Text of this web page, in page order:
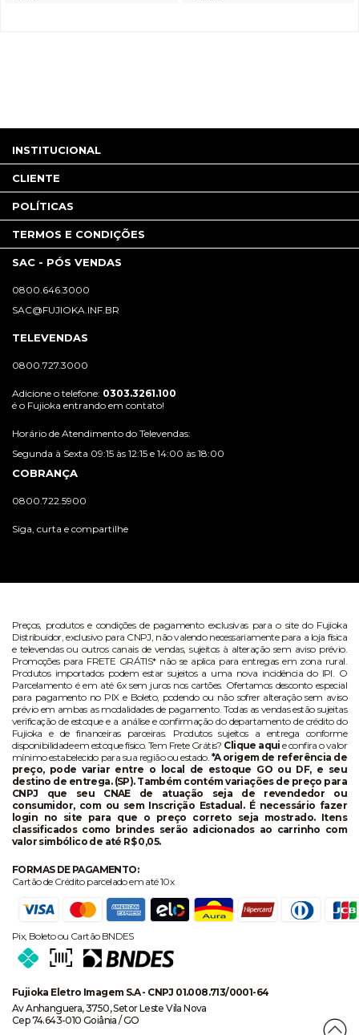
INSTITUCIONAL
CLIENTE
POLÍTICAS
TERMOS E CONDIÇÕES
SAC - PÓS VENDAS
0800.646.3000
SAC@FUJIOKA.INF.BR
TELEVENDAS
0800.727.3000
Adicione o telefone: 0303.3261.100
é o Fujioka entrando em contato!
Horário de Atendimento do Televendas:
Segunda à Sexta 09:15 às 12:15 e 14:00 às 18:00
COBRANÇA
0800.722.5900
Siga, curta e compartilhe
Preços, produtos e condições de pagamento exclusivas para o site do Fujioka
Distribuidor, exclusivo para CNPJ, não valendo necessariamente para a loja física
e televendas ou outros canais de vendas, sujeitos à alteração sem aviso prévio.
Promoções para FRETE GRÁTIS* não se aplica para entregas em zona rural.
Produtos importados podem estar sujeitos a uma nova incidência do IPI. O
Parcelamento é em até 6x sem juros nos cartões. Ofertamos desconto especial
para pagamento no PIX e Boleto, podendo ou não sofrer alteração sem aviso
prévio em ambas as modalidades de pagamento. Todas as vendas estão sujeitas
verificação de estoque e a análise e confirmação do departamento de crédito do
Fujioka e de financeiras parceiras. Produtos sujeitos a entrega conforme
disponibilidade em estoque físico. Tem Frete Grátis? Clique aqui e confira o valor
mínimo estabelecido para sua região ou estado. *A origem de referência de
preço, pode variar entre o local de estoque GO ou DF, e seu
destino de entrega. (SP). Também contém variações de preço para
CNPJ que seu CNAE de atuação seja de revendedor ou
consumidor, com ou sem Inscrição Estadual. É necessário fazer
login no site para que o preço correto seja mostrado. Itens
classificados como brindes serão adicionados ao carrinho com
valor simbólico de até R$ 0,05.
FORMAS DE PAGAMENTO:
Cartão de Crédito parcelado em até 10x
Pix, Boleto ou Cartão BNDES
Fujioka Eletro Imagem S.A - CNPJ 01.008.713/0001-64
Av Anhanguera, 3750, Setor Leste Vila Nova
Cep 74.643-010 Goiânia / GO